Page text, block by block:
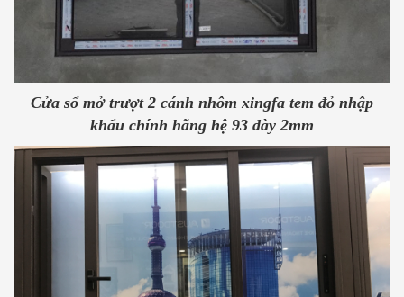
Cửa sổ mở trượt 2 cánh nhôm xingfa tem đỏ nhập
khẩu chính hãng hệ 93 dày 2mm